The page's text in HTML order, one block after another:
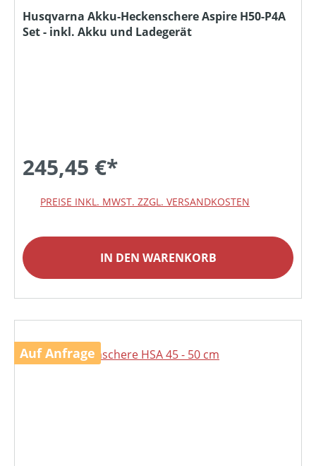
Husqvarna Akku-Heckenschere Aspire H50-P4A
Set - inkl. Akku und Ladegerät
245,45 €*
PREISE INKL. MWST. ZZGL. VERSANDKOSTEN
IN DEN WARENKORB
Auf Anfrage